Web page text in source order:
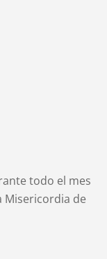
todo el mes
Misericordia de